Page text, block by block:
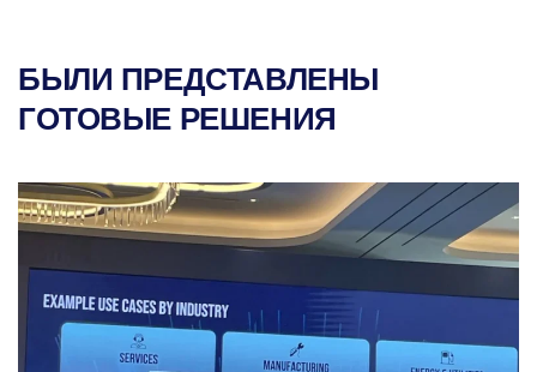
БЫЛИ ПРЕДСТАВЛЕНЫ
ГОТОВЫЕ РЕШЕНИЯ